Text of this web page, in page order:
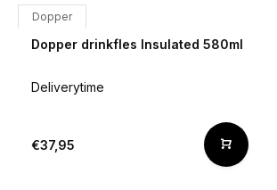
Dopper
Dopper drinkfles Insulated 580ml
Deliverytime
€37,95